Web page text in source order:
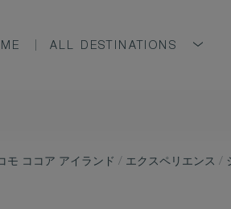
ALL DESTINATIONS
モ ココア アイランド / エクスペリエンス /